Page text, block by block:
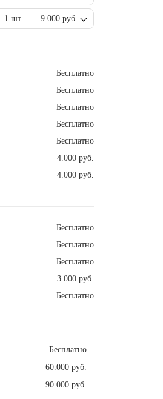
1 шт. 9.000 руб.
Бесплатно
Бесплатно
Бесплатно
Бесплатно
Бесплатно
4.000 руб.
4.000 руб.
Бесплатно
Бесплатно
Бесплатно
3.000 руб.
Бесплатно
Бесплатно
60.000 руб.
90.000 руб.